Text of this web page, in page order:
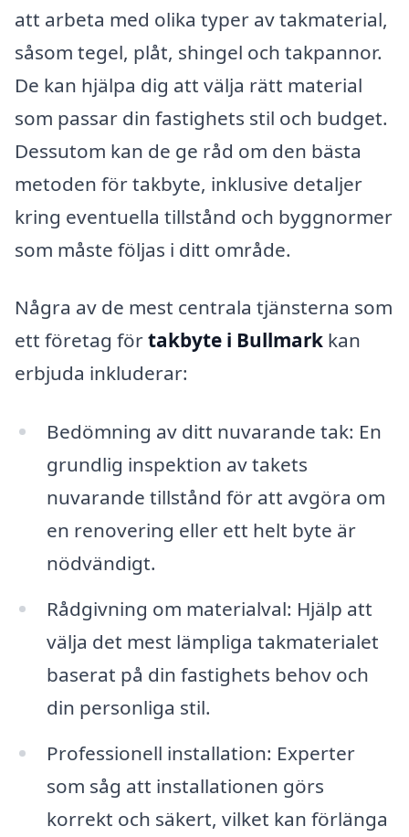
att arbeta med olika typer av takmaterial,
såsom tegel, plåt, shingel och takpannor.
De kan hjälpa dig att välja rätt material
som passar din fastighets stil och budget.
Dessutom kan de ge råd om den bästa
metoden för takbyte, inklusive detaljer
kring eventuella tillstånd och byggnormer
som måste följas i ditt område.
Några av de mest centrala tjänsterna som
ett företag förtakbyte i Bullmark kan
erbjuda inkluderar:
Bedömning av ditt nuvarande tak: En
grundlig inspektion av takets
nuvarande tillstånd för att avgöra om
en renovering eller ett helt byte är
nödvändigt.
Rådgivning om materialval: Hjälp att
välja det mest lämpliga takmaterialet
baserat på din fastighets behov och
din personliga stil.
Professionell installation: Experter
som såg att installationen görs
korrekt och säkert, vilket kan förlänga